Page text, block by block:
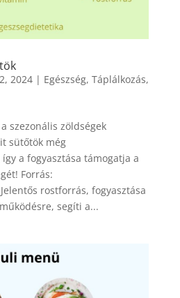
2024| Egészség, Táplálkozás,
szezonális zöldségek
sütőtök még
a fogyasztása támogatja a
Forrás:
rostforrás, fogyasztása
segíti a...